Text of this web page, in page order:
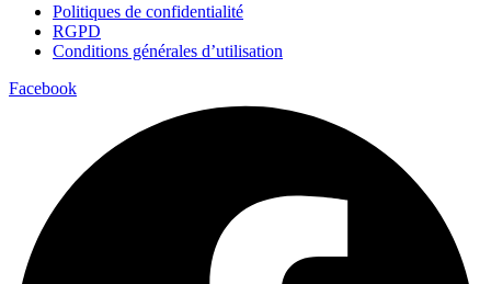
Politiques de confidentialité
RGPD
Conditions générales d’utilisation
Facebook